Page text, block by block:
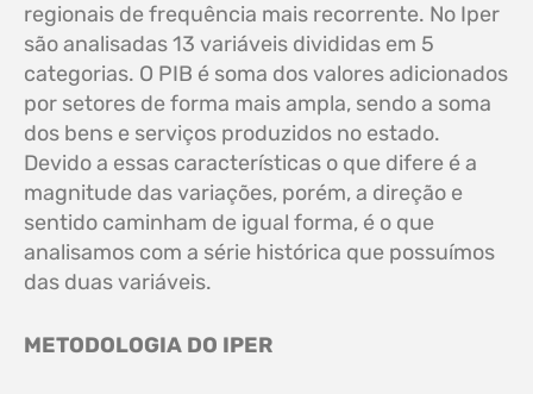
regionais de frequência mais recorrente. No Iper
são analisadas 13 variáveis divididas em 5
categorias. O PIB é soma dos valores adicionados
por setores de forma mais ampla, sendo a soma
dos bens e serviços produzidos no estado.
Devido a essas características o que difere é a
magnitude das variações, porém, a direção e
sentido caminham de igual forma, é o que
analisamos com a série histórica que possuímos
das duas variáveis.
METODOLOGIA DO IPER